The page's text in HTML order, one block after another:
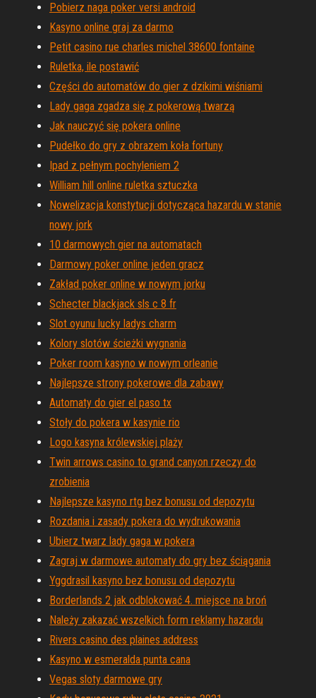
Pobierz naga poker versi android
Kasyno online graj za darmo
Petit casino rue charles michel 38600 fontaine
Ruletka, ile postawić
Części do automatów do gier z dzikimi wiśniami
Lady gaga zgadza się z pokerową twarzą
Jak nauczyć się pokera online
Pudełko do gry z obrazem koła fortuny
Ipad z pełnym pochyleniem 2
William hill online ruletka sztuczka
Nowelizacja konstytucji dotycząca hazardu w stanie
nowy jork
10 darmowych gier na automatach
Darmowy poker online jeden gracz
Zakład poker online w nowym jorku
Schecter blackjack sls c 8 fr
Slot oyunu lucky ladys charm
Kolory slotów ścieżki wygnania
Poker room kasyno w nowym orleanie
Najlepsze strony pokerowe dla zabawy
Automaty do gier el paso tx
Stoły do ​​pokera w kasynie rio
Logo kasyna królewskiej plaży
Twin arrows casino to grand canyon rzeczy do
zrobienia
Najlepsze kasyno rtg bez bonusu od depozytu
Rozdania i zasady pokera do wydrukowania
Ubierz twarz lady gaga w pokera
Zagraj w darmowe automaty do gry bez ściągania
Yggdrasil kasyno bez bonusu od depozytu
Borderlands 2 jak odblokować 4. miejsce na broń
Należy zakazać wszelkich form reklamy hazardu
Rivers casino des plaines address
Kasyno w esmeralda punta cana
Vegas sloty darmowe gry